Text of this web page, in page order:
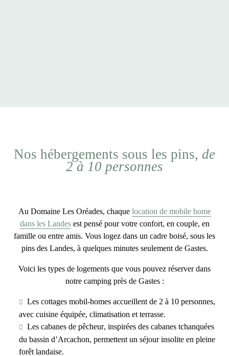
Nos hébergements sous les pins, de
2 à 10 personnes
Au Domaine Les Oréades, chaque location de mobile home
dans les Landesest pensé pour votre confort, en couple, en
famille ou entre amis. Vous logez dans un cadre boisé, sous les
pins des Landes, à quelques minutes seulement de Gastes.
Voici les types de logements que vous pouvez réserver dans
notre camping près de Gastes:
Les cottages mobil-homesaccueillent de 2 à 10 personnes,
avec cuisine équipée, climatisation et terrasse.
Les cabanes de pêcheur, inspirées des cabanes tchanquées
du bassin d’Arcachon, permettent un séjour insolite en pleine
forêt landaise.